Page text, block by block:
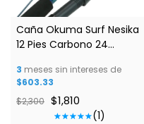
1/ 2
Caña Okuma Surf Nesika
12 Pies Carbono 24
3 meses sin intereses de
$603.33
$2,300 $1,810
(1)